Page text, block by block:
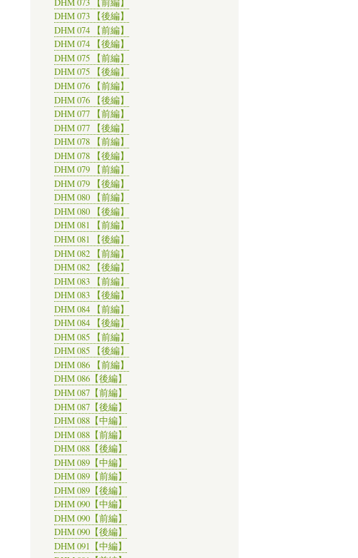
DHM 073 【後編】
DHM 074 【前編】
DHM 074 【後編】
DHM 075 【前編】
DHM 075 【後編】
DHM 076 【前編】
DHM 076 【後編】
DHM 077 【前編】
DHM 077 【後編】
DHM 078 【前編】
DHM 078 【後編】
DHM 079 【前編】
DHM 079 【後編】
DHM 080 【前編】
DHM 080 【後編】
DHM 081 【前編】
DHM 081 【後編】
DHM 082 【前編】
DHM 082 【後編】
DHM 083 【前編】
DHM 083 【後編】
DHM 084 【前編】
DHM 084 【後編】
DHM 085 【前編】
DHM 085 【後編】
DHM 086 【前編】
DHM 086【後編】
DHM 087【前編】
DHM 087【後編】
DHM 088【中編】
DHM 088【前編】
DHM 088【後編】
DHM 089【中編】
DHM 089【前編】
DHM 089【後編】
DHM 090【中編】
DHM 090【前編】
DHM 090【後編】
DHM 091【中編】